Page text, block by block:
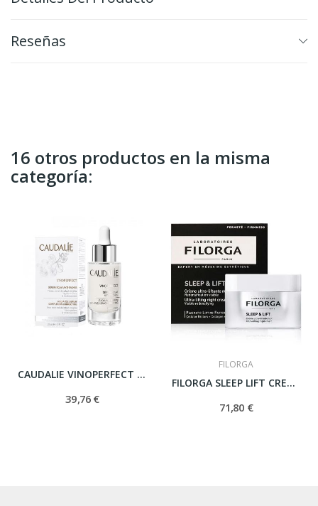
Reseñas
16 otros productos en la misma
categoría:
CAUDALIE VINOPERFECT SERUM RESPLANDOR...
39,76 €
FILORGA
FILORGA SLEEP LIFT CREMA DE NOCHE 50 ML.
71,80 €